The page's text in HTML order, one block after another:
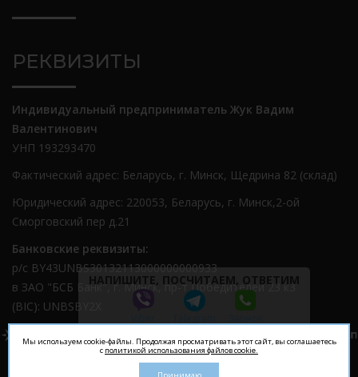
РЕКВИЗИТЫ
Индивидуальный предприниматель Жук Вадим
Валентинович
УНП 193293470
Фактический адрес: Беларусь, г. Минск, Щедрина 82 (склад)
Юридический адрес: 220053, Беларусь, г. Минск,2-ой
Сморговский пер д.21
Банковские реквизиты:
р/с BY43UNBS30132113000000000933
в ЗАО "БСБ Банк", г. Минск, пр-т Победителей 23 к3
(BIC): UNBSBY2X
НАПИШИТЕ, ПОСЧИТАЕМ, ОТВЕТИМ
Мы используем cookie-файлы. Продолжая просматривать этот сайт, вы соглашаетесь
с политикой использования файлов cookie.
Принимаю